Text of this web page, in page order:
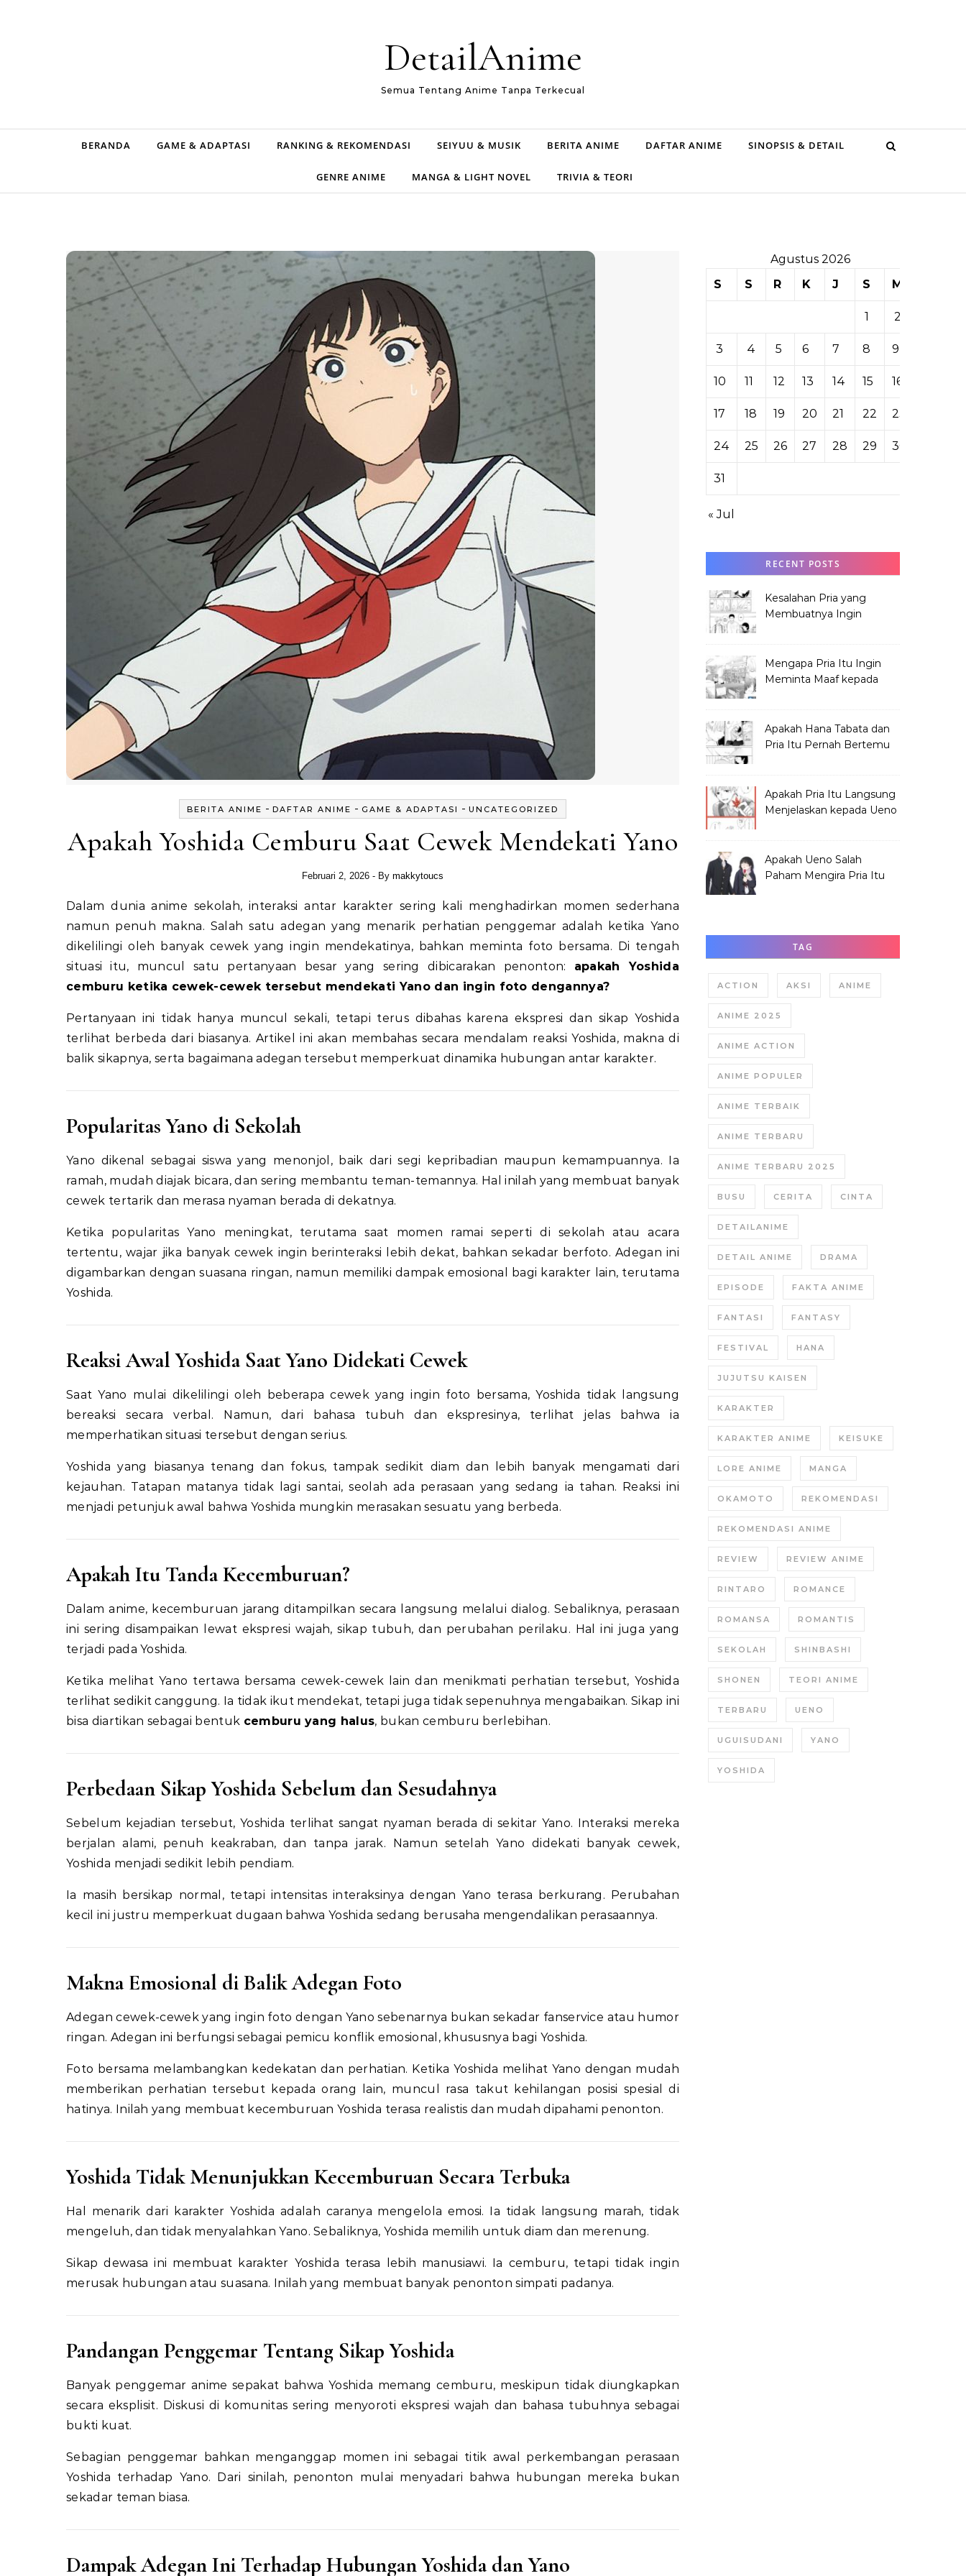
DetailAnime
Semua Tentang Anime Tanpa Terkecual
BERANDA GAME & ADAPTASI RANKING & REKOMENDASI SEIYUU & MUSIK BERITA ANIME DAFTAR ANIME SINOPSIS & DETAIL
GENRE ANIME MANGA & LIGHT NOVEL TRIVIA & TEORI
BERITA ANIME - DAFTAR ANIME - GAME & ADAPTASI - UNCATEGORIZED
Apakah Yoshida Cemburu Saat Cewek Mendekati Yano
Februari 2, 2026 - By makkytoucs
Dalam dunia anime sekolah, interaksi antar karakter sering kali menghadirkan momen sederhana
namun penuh makna. Salah satu adegan yang menarik perhatian penggemar adalah ketika Yano
dikelilingi oleh banyak cewek yang ingin mendekatinya, bahkan meminta foto bersama. Di tengah
situasi itu, muncul satu pertanyaan besar yang sering dibicarakan penonton: apakah Yoshida
cemburu ketika cewek-cewek tersebut mendekati Yano dan ingin foto dengannya?
Pertanyaan ini tidak hanya muncul sekali, tetapi terus dibahas karena ekspresi dan sikap Yoshida
terlihat berbeda dari biasanya. Artikel ini akan membahas secara mendalam reaksi Yoshida, makna di
balik sikapnya, serta bagaimana adegan tersebut memperkuat dinamika hubungan antar karakter.
Popularitas Yano di Sekolah
Yano dikenal sebagai siswa yang menonjol, baik dari segi kepribadian maupun kemampuannya. Ia
ramah, mudah diajak bicara, dan sering membantu teman-temannya. Hal inilah yang membuat banyak
cewek tertarik dan merasa nyaman berada di dekatnya.
Ketika popularitas Yano meningkat, terutama saat momen ramai seperti di sekolah atau acara
tertentu, wajar jika banyak cewek ingin berinteraksi lebih dekat, bahkan sekadar berfoto. Adegan ini
digambarkan dengan suasana ringan, namun memiliki dampak emosional bagi karakter lain, terutama
Yoshida.
Reaksi Awal Yoshida Saat Yano Didekati Cewek
Saat Yano mulai dikelilingi oleh beberapa cewek yang ingin foto bersama, Yoshida tidak langsung
bereaksi secara verbal. Namun, dari bahasa tubuh dan ekspresinya, terlihat jelas bahwa ia
memperhatikan situasi tersebut dengan serius.
Yoshida yang biasanya tenang dan fokus, tampak sedikit diam dan lebih banyak mengamati dari
kejauhan. Tatapan matanya tidak lagi santai, seolah ada perasaan yang sedang ia tahan. Reaksi ini
menjadi petunjuk awal bahwa Yoshida mungkin merasakan sesuatu yang berbeda.
Apakah Itu Tanda Kecemburuan?
Dalam anime, kecemburuan jarang ditampilkan secara langsung melalui dialog. Sebaliknya, perasaan
ini sering disampaikan lewat ekspresi wajah, sikap tubuh, dan perubahan perilaku. Hal ini juga yang
terjadi pada Yoshida.
Ketika melihat Yano tertawa bersama cewek-cewek lain dan menikmati perhatian tersebut, Yoshida
terlihat sedikit canggung. Ia tidak ikut mendekat, tetapi juga tidak sepenuhnya mengabaikan. Sikap ini
bisa diartikan sebagai bentuk cemburu yang halus, bukan cemburu berlebihan.
Perbedaan Sikap Yoshida Sebelum dan Sesudahnya
Sebelum kejadian tersebut, Yoshida terlihat sangat nyaman berada di sekitar Yano. Interaksi mereka
berjalan alami, penuh keakraban, dan tanpa jarak. Namun setelah Yano didekati banyak cewek,
Yoshida menjadi sedikit lebih pendiam.
Ia masih bersikap normal, tetapi intensitas interaksinya dengan Yano terasa berkurang. Perubahan
kecil ini justru memperkuat dugaan bahwa Yoshida sedang berusaha mengendalikan perasaannya.
Makna Emosional di Balik Adegan Foto
Adegan cewek-cewek yang ingin foto dengan Yano sebenarnya bukan sekadar fanservice atau humor
ringan. Adegan ini berfungsi sebagai pemicu konflik emosional, khususnya bagi Yoshida.
Foto bersama melambangkan kedekatan dan perhatian. Ketika Yoshida melihat Yano dengan mudah
memberikan perhatian tersebut kepada orang lain, muncul rasa takut kehilangan posisi spesial di
hatinya. Inilah yang membuat kecemburuan Yoshida terasa realistis dan mudah dipahami penonton.
Yoshida Tidak Menunjukkan Kecemburuan Secara Terbuka
Hal menarik dari karakter Yoshida adalah caranya mengelola emosi. Ia tidak langsung marah, tidak
mengeluh, dan tidak menyalahkan Yano. Sebaliknya, Yoshida memilih untuk diam dan merenung.
Sikap dewasa ini membuat karakter Yoshida terasa lebih manusiawi. Ia cemburu, tetapi tidak ingin
merusak hubungan atau suasana. Inilah yang membuat banyak penonton simpati padanya.
Pandangan Penggemar Tentang Sikap Yoshida
Banyak penggemar anime sepakat bahwa Yoshida memang cemburu, meskipun tidak diungkapkan
secara eksplisit. Diskusi di komunitas sering menyoroti ekspresi wajah dan bahasa tubuhnya sebagai
bukti kuat.
Sebagian penggemar bahkan menganggap momen ini sebagai titik awal perkembangan perasaan
Yoshida terhadap Yano. Dari sinilah, penonton mulai menyadari bahwa hubungan mereka bukan
sekadar teman biasa.
Dampak Adegan Ini Terhadap Hubungan Yoshida dan Yano
Agustus 2026
S
S R K J S M
1 2
3 4 5 6 7 8 9
10 11 12 13 14 15 16
17 18 19 20 21 22 23
24 25 26 27 28 29 30
31
« Jul
RECENT POSTS
Kesalahan Pria yang
Membuatnya Ingin
Mengapa Pria Itu Ingin
Meminta Maaf kepada
Apakah Hana Tabata dan
Pria Itu Pernah Bertemu
Apakah Pria Itu Langsung
Menjelaskan kepada Ueno
Apakah Ueno Salah
Paham Mengira Pria Itu
TAG
ACTION AKSI ANIME
ANIME 2025
ANIME ACTION
ANIME POPULER
ANIME TERBAIK
ANIME TERBARU
ANIME TERBARU 2025
BUSU CERITA CINTA
DETAILANIME
DETAIL ANIME DRAMA
EPISODE FAKTA ANIME
FANTASI FANTASY
FESTIVAL HANA
JUJUTSU KAISEN
KARAKTER
KARAKTER ANIME KEISUKE
LORE ANIME MANGA
OKAMOTO REKOMENDASI
REKOMENDASI ANIME
REVIEW REVIEW ANIME
RINTARO ROMANCE
ROMANSA ROMANTIS
SEKOLAH SHINBASHI
SHONEN TEORI ANIME
TERBARU UENO
UGUISUDANI YANO
YOSHIDA